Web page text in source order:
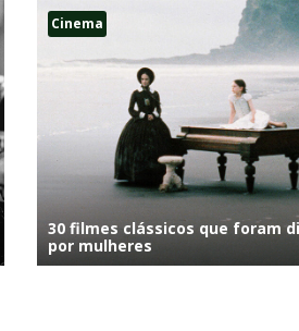
Cinema
30 filmes clássicos que foram
por mulheres